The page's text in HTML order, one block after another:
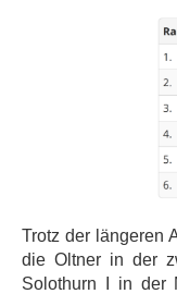
Trotz der längeren
die Oltner in der
Solothurn I in der